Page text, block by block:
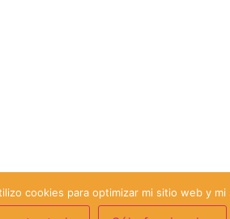
cookies para optimizar mi sitio web y mi